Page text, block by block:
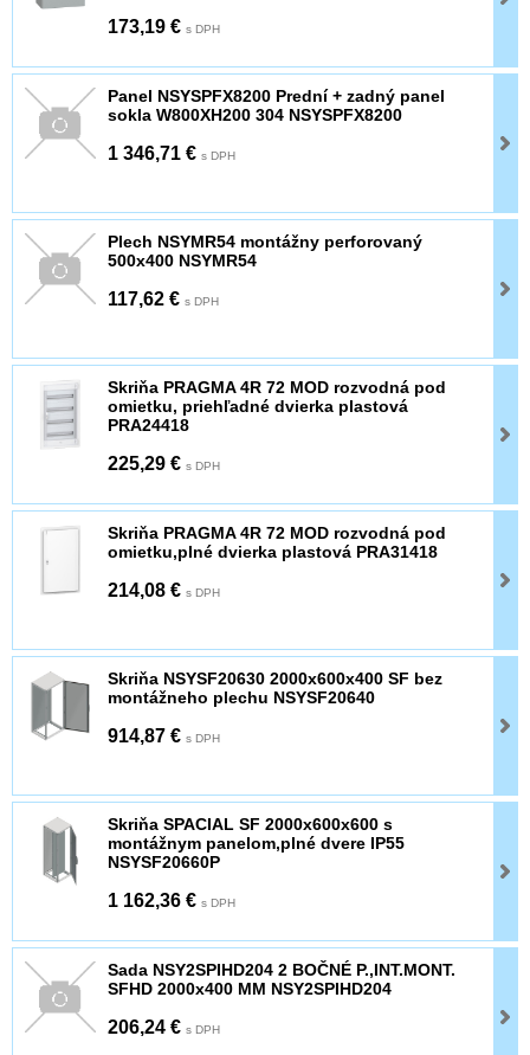
173,19 € s DPH
Panel NSYSPFX8200 Prední + zadný panel
sokla W800XH200 304 NSYSPFX8200
1 346,71 € s DPH
Plech NSYMR54 montážny perforovaný
500x400 NSYMR54
117,62 € s DPH
Skriňa PRAGMA 4R 72 MOD rozvodná pod
omietku, priehľadné dvierka plastová
PRA24418
225,29 € s DPH
Skriňa PRAGMA 4R 72 MOD rozvodná pod
omietku,plné dvierka plastová PRA31418
214,08 € s DPH
Skriňa NSYSF20630 2000x600x400 SF bez
montážneho plechu NSYSF20640
914,87 € s DPH
Skriňa SPACIAL SF 2000x600x600 s
montážnym panelom,plné dvere IP55
NSYSF20660P
1 162,36 € s DPH
Sada NSY2SPIHD204 2 BOČNÉ P.,INT.MONT.
SFHD 2000x400 MM NSY2SPIHD204
206,24 € s DPH